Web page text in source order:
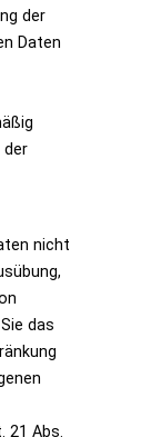
der
Daten
der
nicht
das
21 Abs.